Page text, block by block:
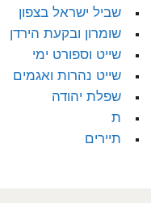
שביל ישראל בצפון
שומרון ובקעת הירדן
שייט וספורט ימי
שייט נהרות ואגמים
שפלת יהודה
ת
תיירים